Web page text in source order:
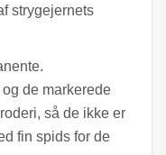
strygejernets
de markerede
så de ikke er
fin spids for de